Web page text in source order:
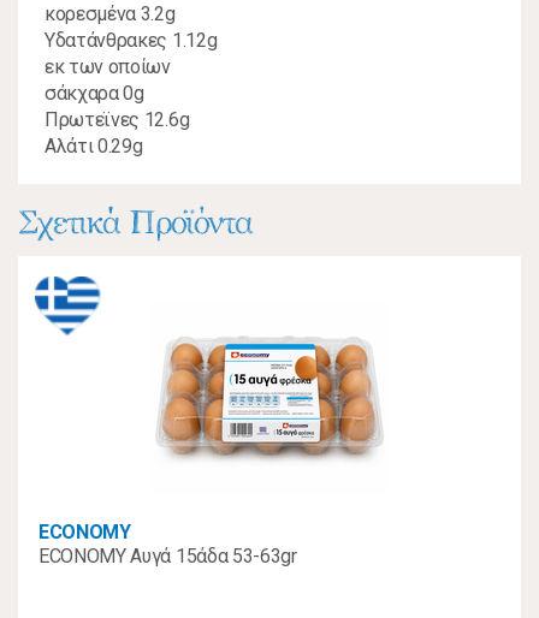
κορεσμένα 3.2g
Υδατάνθρακες 1.12g
εκ των οποίων
σάκχαρα 0g
Πρωτεϊνες 12.6g
Αλάτι 0.29g
Σχετικά Προϊόντα
ECONOMY
ECONOMY Αυγά 15άδα 53-63gr